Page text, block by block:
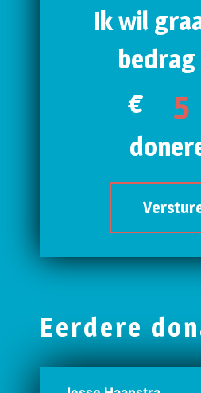
Ik wil
bedrag
€
Eerdere